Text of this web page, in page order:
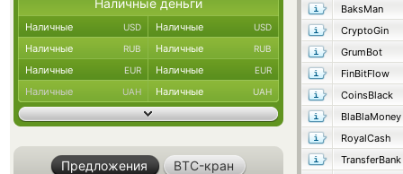
BaksMan
CryptoGin
GrumBot
FinBitFlow
CoinsBlack
BlaBlaMoney
RoyalCash
TransferBank
Наличные деньги
Наличные USD Наличные USD
Наличные RUB Наличные RUB
Наличные EUR Наличные EUR
Наличные UAH Наличные UAH
Предложения BTC-кран